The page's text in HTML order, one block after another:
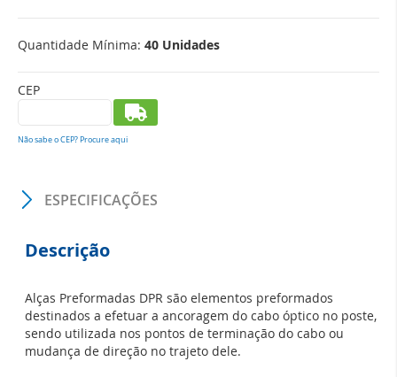
CEP
Não sabe o CEP? Procure aqui
qualidade na entrega de sinal, garantindo a estabilidade da
sua rede!
Quantidade Mínima: 40 Unidades
ESPECIFICAÇÕES
Descrição
Alças Preformadas DPR são elementos preformados
destinados a efetuar a ancoragem do cabo óptico no poste,
sendo utilizada nos pontos de terminação do cabo ou
mudança de direção no trajeto dele.